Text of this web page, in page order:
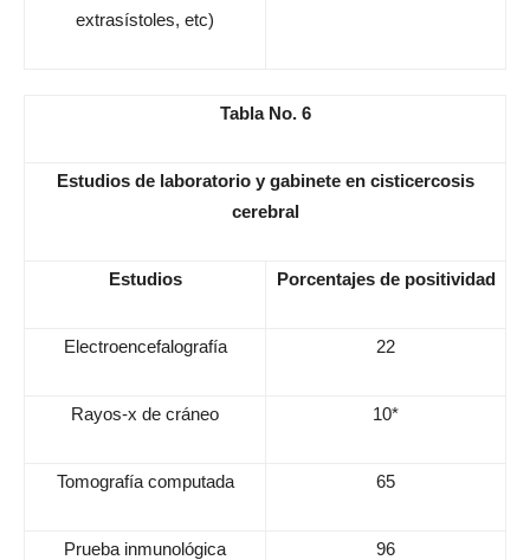
extrasístoles, etc)
Tabla No. 6
Estudios de laboratorio y gabinete en cisticercosis
cerebral
Estudios Porcentajes de positividad
Electroencefalografía 22
Rayos-x de cráneo 10*
Tomografía computada 65
Prueba inmunológica 96